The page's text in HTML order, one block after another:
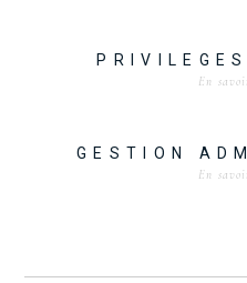
En
GESTION
En